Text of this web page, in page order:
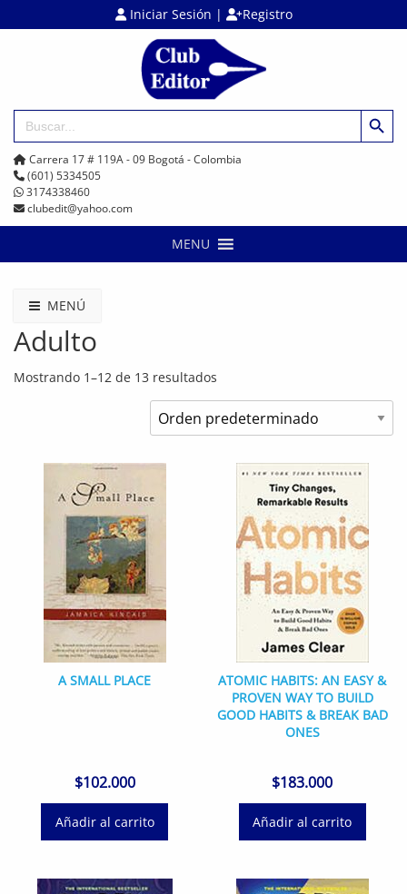
Iniciar Sesión | Registro
Buscar: Botón de
Carrera 17 # 119A - 09 Bogotá - Colombia
(601) 5334505
3174338460
clubedit@yahoo.com
MENU
MENÚ
Adulto
Mostrando 1–12 de 13 resultados
A SMALL PLACE
$102.000
Añadir al carrito
ATOMIC HABITS: AN EASY &
PROVEN WAY TO BUILD
GOOD HABITS & BREAK BAD
ONES
$183.000
Añadir al carrito